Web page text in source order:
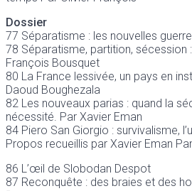
Dossier
77 Séparatisme : les nouvelles
78 Séparatisme, partition, sécession
François Bousquet
80 La France lessivée, un pays en
Daoud Boughezala
82 Les nouveaux parias : quand la
nécessité. Par Xavier Eman
84 Piero San Giorgio : survivalisme,
Propos recueillis par Xavier Eman
86 L’œil de Slobodan Despot
87 Reconquête : des braies et des